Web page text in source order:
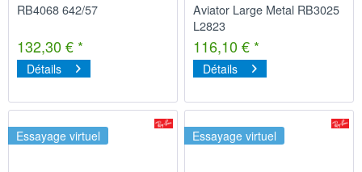
RB4068 642/57
132,30 € *
Détails
Aviator Large Metal RB3025
L2823
116,10 € *
Détails
Essayage virtuel Essayage virtuel